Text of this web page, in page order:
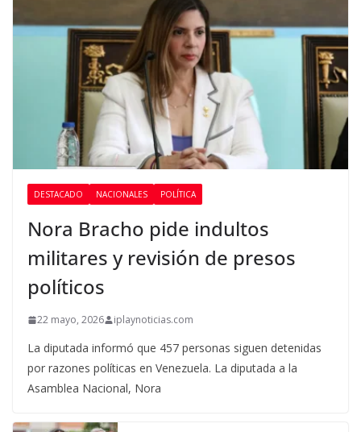
DESTACADO NACIONALES POLÍTICA
Nora Bracho pide indultos
militares y revisión de presos
políticos
22 mayo, 2026 iplaynoticias.com
La diputada informó que 457 personas siguen detenidas
por razones políticas en Venezuela. La diputada a la
Asamblea Nacional, Nora